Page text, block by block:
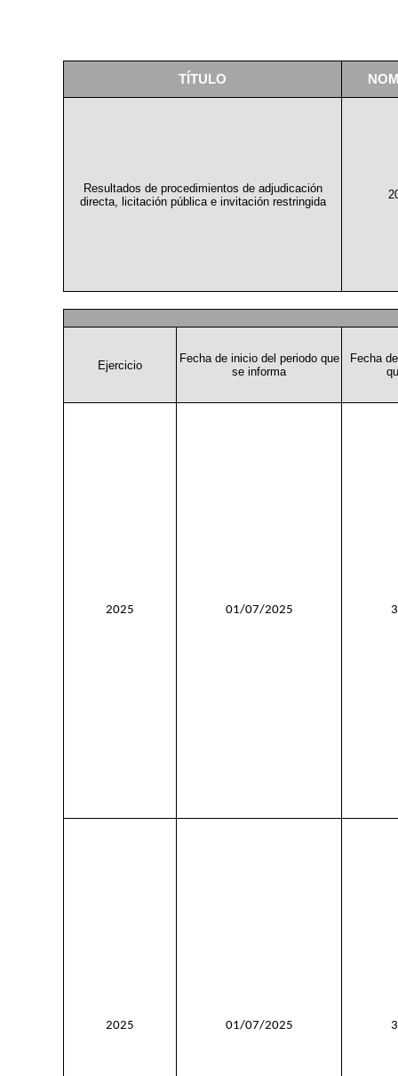
TÍTULO
Resultados de procedimientos de adjudicación
directa, licitación pública e invitación restringida
Ejercicio
Fecha de inicio del periodo que
se informa
Fecha
2025 01/07/2025
2025 01/07/2025